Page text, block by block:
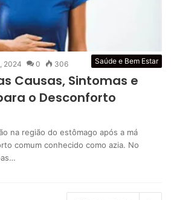
Saúde e Bem Estar
2024 0 306
Causas, Sintomas e
o Desconforto
na região do estômago após a má
comum conhecido como azia. No